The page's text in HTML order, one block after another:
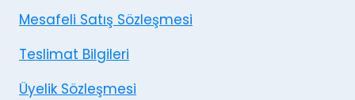
Mesafeli Satış Sözleşmesi
Teslimat Bilgileri
Üyelik Sözleşmesi